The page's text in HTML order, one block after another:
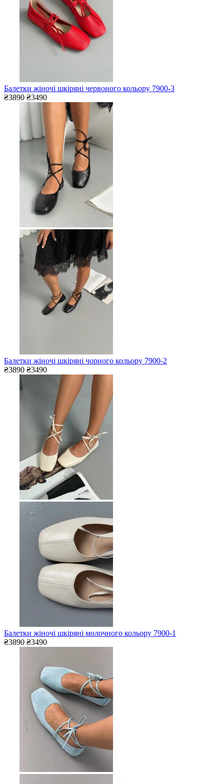
Балетки жіночі шкіряні червоного кольору 7900-3
₴3890 ₴3490
Балетки жіночі шкіряні чорного кольору 7900-2
₴3890 ₴3490
Балетки жіночі шкіряні молочного кольору 7900-1
₴3890 ₴3490